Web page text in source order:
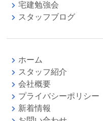
宅建勉強会
スタッフブログ
ホーム
スタッフ紹介
会社概要
プライバシーポリシー
新着情報